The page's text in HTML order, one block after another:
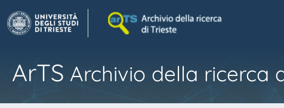
ArTS Archivio della ricerca